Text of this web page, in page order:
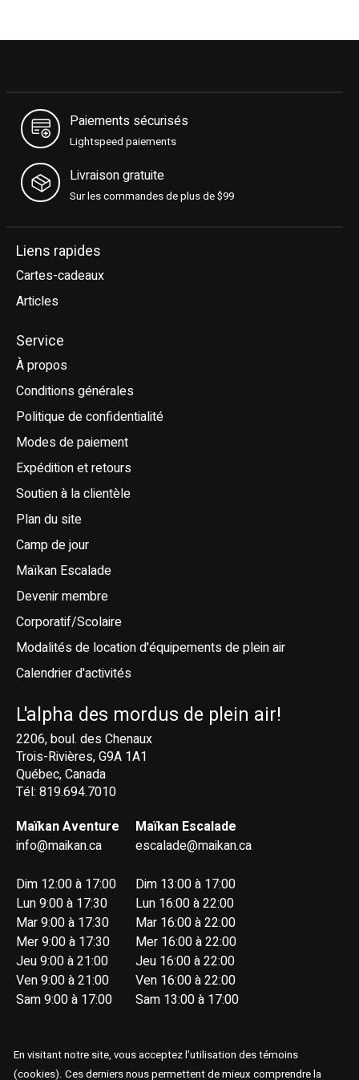
Paiements sécurisés
Lightspeed paiements
Livraison gratuite
Sur les commandes de plus de $99
Liens rapides
Cartes-cadeaux
Articles
Service
À propos
Conditions générales
Politique de confidentialité
Modes de paiement
Expédition et retours
Soutien à la clientèle
Plan du site
Camp de jour
Maïkan Escalade
Devenir membre
Corporatif/Scolaire
Modalités de location d'équipements de plein air
Calendrier d'activités
L'alpha des mordus de plein air!
2206, boul. des Chenaux
Trois-Rivières, G9A 1A1
Québec, Canada
Tél: 819.694.7010
Maïkan Aventure
info@maikan.ca
Dim 12:00 à 17:00
Lun 9:00 à 17:30
Mar 9:00 à 17:30
Mer 9:00 à 17:30
Jeu 9:00 à 21:00
Ven 9:00 à 21:00
Sam 9:00 à 17:00
Maïkan Escalade
escalade@maikan.ca
Dim 13:00 à 17:00
Lun 16:00 à 22:00
Mar 16:00 à 22:00
Mer 16:00 à 22:00
Jeu 16:00 à 22:00
Ven 16:00 à 22:00
Sam 13:00 à 17:00
En visitant notre site, vous acceptez l'utilisation des témoins
(cookies). Ces derniers nous permettent de mieux comprendre la